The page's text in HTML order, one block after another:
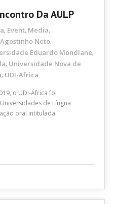
Da AULP
, Event, Media,
Neto,
Eduardo Mondlane,
, Universidade Nova de
, UDI-Africa
o UDI-África foi
de Língua
oral intitulada: